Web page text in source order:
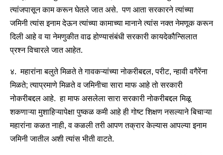
त्यांजपासून काम करून घेतले जात असे. पण आता सरकारने त्यांच्या
जमिनी त्यांस इनाम देऊन त्यांच्या कामाच्या मानाने त्यांस नक्त नेमणूक करून
दिली आहे व या नेमणुकीत वाढ होण्यासंबंधी सरकारी कायदेकौन्सिलात
प्रश्न विचारले जात आहेत.
४. महारांना बलुते मिळते ते गावकऱ्यांच्या नोकरीबद्दल, परीट, न्हावी वगैरेंना
मिळते; त्याप्रमाणे मिळते व जमिनीचा सारा माफ आहे तो सरकारी
नोकरीबद्दल आहे. हा माफ असलेला सारा सरकारी नोकरीबद्दल मिळू
शकणाऱ्या मुशाहिऱ्यापेक्षा पुष्कळ कमी आहे ही गोष्ट शिक्षण नसल्याने बिचाऱ्या
महारांना कळत नाही, व कळली तरी आपण तक्रार केल्यास आपल्या इनाम
जमिनी जातील अशी त्यांस भीती वाटते.